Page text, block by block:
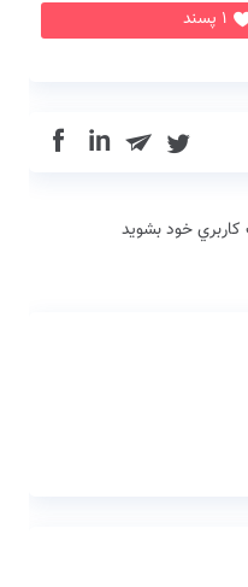
1 پسند
in
كاربري خود بشويد